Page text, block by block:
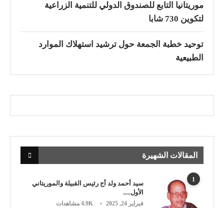
موريتانيا التابع للصندوق الدولي للتنمية الزراعية
لتكوين 730 شابا
توحيد خطبة الجمعة حول ترشيد استهلاك الموارد
الطبيعية
المقالات الشهيرة
1
سيد أحمد ولد أج رئيس القبيلة والموريتاني
الأول.....
فبراير 24, 2025 4.9K مشاهدات